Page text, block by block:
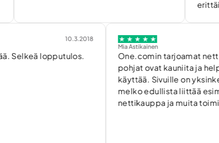
erittäin hyvä.
lopputulos.
Mia Astikainen
One.comin tarjoamat nettisivujen
pohjat ovat kauniita ja helppoja
käyttää. Sivuille on yksinkertaista
melko edullista liittää esim.
nettikauppa ja muita toimintoja.